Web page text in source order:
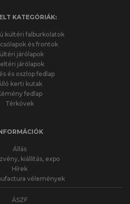
KATEGÓRIÁK:
kültéri falburkolatok
és frontok
járólapok
járólapok
és oszlop fedlap
kerti kutak
fedlap
Térkövek
Állás
kiállítás, expo
Hírek
vélemények
ÁSZF